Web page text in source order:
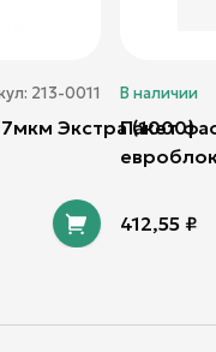
213-0011
Экстра (1000)
В наличии
Пакет
412,55 ₽